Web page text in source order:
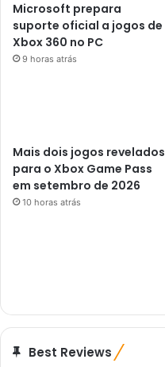
Microsoft prepara
suporte oficial a jogos de
Xbox 360 no PC
9 horas atrás
Mais dois jogos revelados
para o Xbox Game Pass
em setembro de 2026
10 horas atrás
Best Reviews